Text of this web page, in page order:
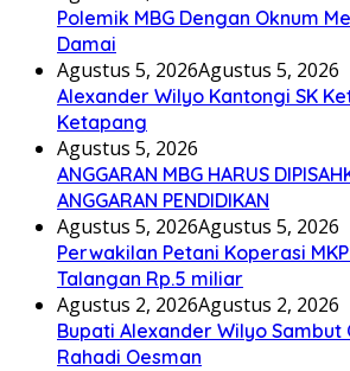
Polemik MBG Dengan Oknum
Damai
Agustus 5, 2026Agustus 5, 2026
Alexander Wilyo Kantongi SK
Ketapang
Agustus 5, 2026
ANGGARAN MBG HARUS
ANGGARAN PENDIDIKAN
Agustus 5, 2026Agustus 5, 2026
Perwakilan Petani Koperasi
Talangan Rp.5 miliar
Agustus 2, 2026Agustus 2, 2026
Bupati Alexander Wilyo Sambut
Rahadi Oesman